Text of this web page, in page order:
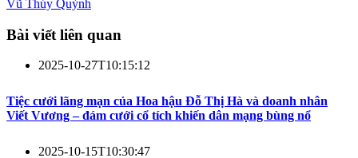
Vũ Thúy Quỳnh
Bài viết liên quan
2025-10-27T10:15:12
Tiệc cưới lãng mạn của Hoa hậu Đỗ Thị Hà và doanh nhân
Viết Vương – đám cưới cổ tích khiến dân mạng bùng nổ
2025-10-15T10:30:47